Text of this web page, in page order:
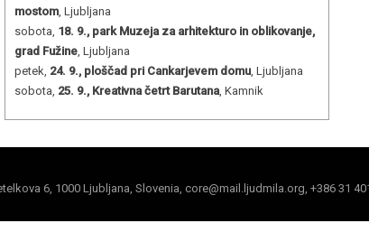
mostom , Ljubljana
sobota, 18. 9., park Muzeja za arhitekturo in oblikovanje,
grad Fužine , Ljubljana
petek, 24. 9., ploščad pri Cankarjevem domu , Ljubljana
sobota, 25. 9., Kreativna četrt Barutana , Kamnik
6, 1000 Ljubljana, Slovenia, core@mail.ljudmila.org, +386 31